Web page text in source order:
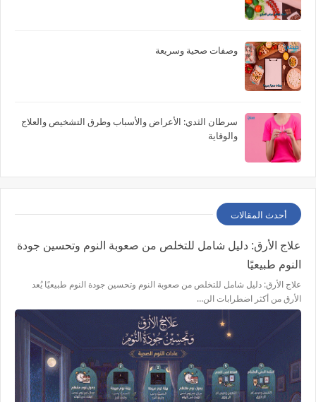
وصفات صحية وسريعة
سرطان الثدي: الأعراض والأسباب وطرق التشخيص والعلاج
والوقاية
أحدث المقالات
علاج الأرق: دليل شامل للتخلص من صعوبة النوم وتحسين جودة
النوم طبيعيًا
علاج الأرق: دليل شامل للتخلص من صعوبة النوم وتحسين جودة النوم طبيعيًا يُعد
الأرق من أكثر اضطرابات الن…